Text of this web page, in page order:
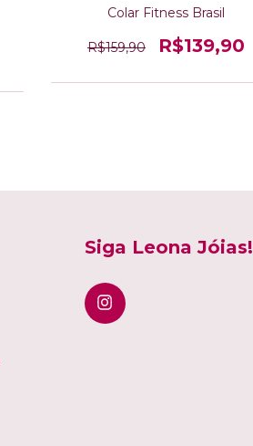
Colar Fitness Brasil
R$159,90 R$139,90
Siga Leona Jóias!